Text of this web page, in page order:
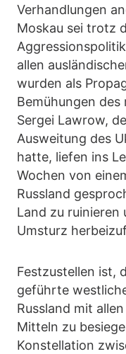
Verhandlungen
Moskau sei trotz
allen
wurden als
Bemühungen
Sergei Lawrow,
Ausweitung des
hatte, liefen ins
Wochen von
Russland
Land zu ruinieren
Umsturz
Festzustellen ist,
geführte
Russland mit
Mitteln zu
Konstellation